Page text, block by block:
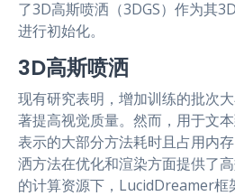
了3D高斯喷洒（3DGS）作为其
进行初始化。
3D高斯喷洒
现有研究表明，增加训练的批次
著提高视觉质量。然而，用于文
表示的大部分方法耗时且占用内
洒方法在优化和渲染方面提供了
的计算资源下，LucidDreamer框